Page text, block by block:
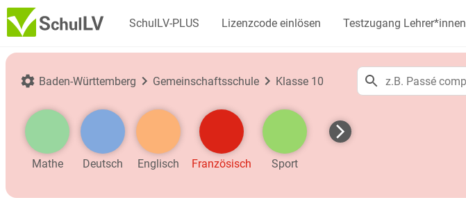
SchulLV-PLUS Lizenzcode einlösen Testzugang Lehrer*innen
Baden-Württemberg Gemeinschaftsschule Klasse 10
Mathe Deutsch Englisch Französisch Sport